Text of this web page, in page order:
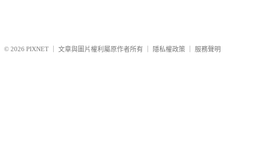
© 2026 PIXNET 文章與圖片權利屬原作者所有 隱私權政策 服務聲明